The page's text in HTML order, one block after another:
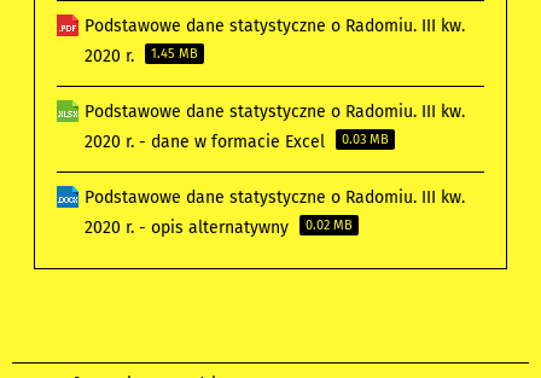
Podstawowe dane statystyczne o Radomiu. III kw.
2020 r.
1.45 MB
Podstawowe dane statystyczne o Radomiu. III kw.
2020 r. - dane w formacie Excel
0.03 MB
Podstawowe dane statystyczne o Radomiu. III kw.
2020 r. - opis alternatywny
0.02 MB